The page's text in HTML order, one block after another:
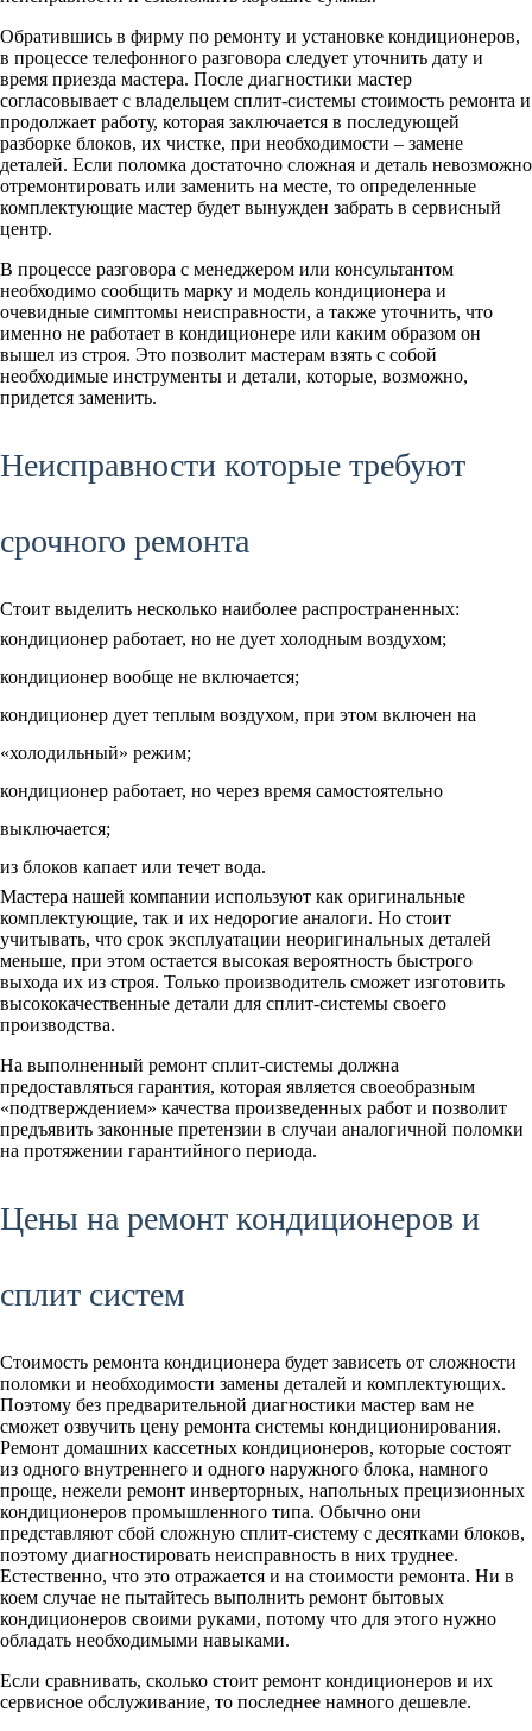
Обратившись в фирму по ремонту и установке кондиционеров,
в процессе телефонного разговора следует уточнить дату и
время приезда мастера. После диагностики мастер
согласовывает с владельцем сплит-системы стоимость ремонта и
продолжает работу, которая заключается в последующей
разборке блоков, их чистке, при необходимости – замене
деталей. Если поломка достаточно сложная и деталь невозможно
отремонтировать или заменить на месте, то определенные
комплектующие мастер будет вынужден забрать в сервисный
центр.
В процессе разговора с менеджером или консультантом
необходимо сообщить марку и модель кондиционера и
очевидные симптомы неисправности, а также уточнить, что
именно не работает в кондиционере или каким образом он
вышел из строя. Это позволит мастерам взять с собой
необходимые инструменты и детали, которые, возможно,
придется заменить.
Неисправности которые требуют
срочного ремонта
Стоит выделить несколько наиболее распространенных:
кондиционер работает, но не дует холодным воздухом;
кондиционер вообще не включается;
кондиционер дует теплым воздухом, при этом включен на
«холодильный» режим;
кондиционер работает, но через время самостоятельно
выключается;
из блоков капает или течет вода.
Мастера нашей компании используют как оригинальные
комплектующие, так и их недорогие аналоги. Но стоит
учитывать, что срок эксплуатации неоригинальных деталей
меньше, при этом остается высокая вероятность быстрого
выхода их из строя. Только производитель сможет изготовить
высококачественные детали для сплит-системы своего
производства.
На выполненный ремонт сплит-системы должна
предоставляться гарантия, которая является своеобразным
«подтверждением» качества произведенных работ и позволит
предъявить законные претензии в случаи аналогичной поломки
на протяжении гарантийного периода.
Цены на ремонт кондиционеров и
сплит систем
Стоимость ремонта кондиционера будет зависеть от сложности
поломки и необходимости замены деталей и комплектующих.
Поэтому без предварительной диагностики мастер вам не
сможет озвучить цену ремонта системы кондиционирования.
Ремонт домашних кассетных кондиционеров, которые состоят
из одного внутреннего и одного наружного блока, намного
проще, нежели ремонт инверторных, напольных прецизионных
кондиционеров промышленного типа. Обычно они
представляют сбой сложную сплит-систему с десятками блоков,
поэтому диагностировать неисправность в них труднее.
Естественно, что это отражается и на стоимости ремонта. Ни в
коем случае не пытайтесь выполнить ремонт бытовых
кондиционеров своими руками, потому что для этого нужно
обладать необходимыми навыками.
Если сравнивать, сколько стоит ремонт кондиционеров и их
сервисное обслуживание, то последнее намного дешевле.